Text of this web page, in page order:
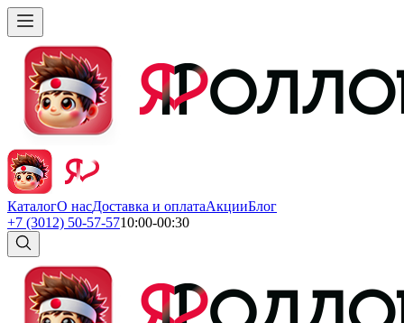
КаталогО насДоставка и оплатаАкцииБлог
+7 (3012) 50-57-5710:00-00:30